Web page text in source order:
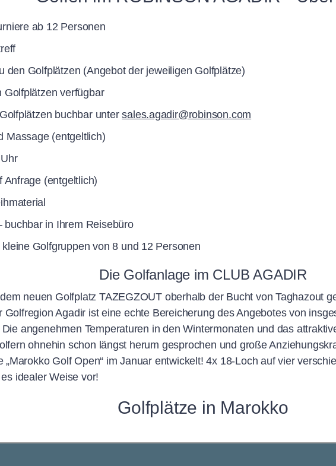
ab 12 Personen
den Golfplätzen (Angebot der jeweiligen Golfplätze)
Golfplätzen verfügbar
buchbar untersales.agadir@robinson.com
Massage (entgeltlich)
Anfrage (entgeltlich)
buchbar in Ihrem Reisebüro
Golfgruppen von 8 und 12 Personen
Die Golfanlage im CLUB AGADIR
neuen Golfplatz TAZEGZOUT oberhalb der Bucht von Taghazout
Golfregion Agadir ist eine echte Bereicherung des Angebotes von
angenehmen Temperaturen in den Wintermonaten und das
ohnehin schon längst herum gesprochen und große
Golf Open“ im Januar entwickelt! 4x 18-Loch auf vier
idealer Weise vor!
Golfplätze in Marokko